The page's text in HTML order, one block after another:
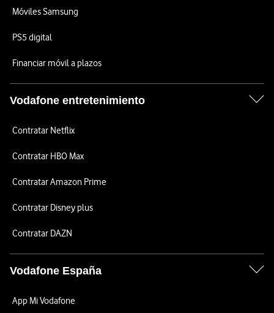
Móviles Samsung
PS5 digital
Financiar móvil a plazos
Vodafone entretenimiento
Contratar Netflix
Contratar HBO Max
Contratar Amazon Prime
Contratar Disney plus
Contratar DAZN
Vodafone España
App Mi Vodafone